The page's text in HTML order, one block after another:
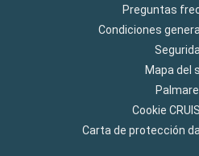
Preguntas
Condiciones
Mapa del
Cookie
Carta de protección